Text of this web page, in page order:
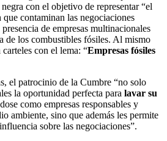
con el objetivo de representar “el
contaminan las negociaciones
de empresas multinacionales
de los combustibles fósiles. Al mismo
con el lema: “Empresas fósiles
el patrocinio de la Cumbre “no solo
la oportunidad perfecta para lavar su
como empresas responsables y
ambiente, sino que además les permite
sobre las negociaciones”.